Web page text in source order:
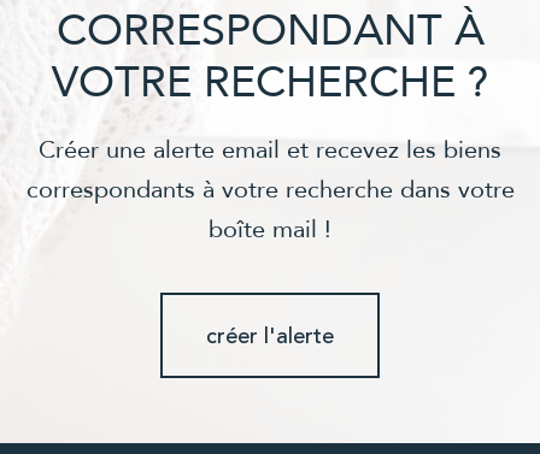
CORRESPONDANT À
VOTRE RECHERCHE ?
Créer une alerte email et recevez les biens
correspondants à votre recherche dans votre
boîte mail !
créer l'alerte